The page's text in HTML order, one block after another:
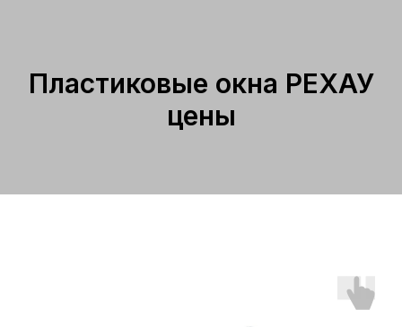
Пластиковые окна РЕХАУ
цены